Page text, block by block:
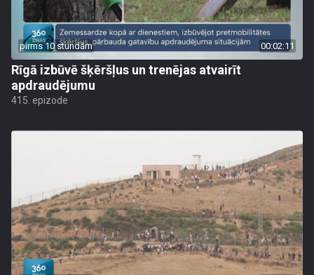
pirms 10 stundām 00:02:11
Rīgā izbūvē šķēršļus un trenējas atvairīt
apdraudējumu
415. epizode